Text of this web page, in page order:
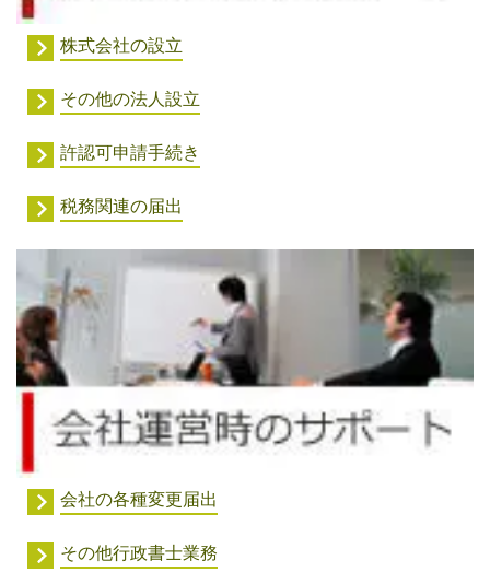
株式会社の設立
その他の法人設立
許認可申請手続き
税務関連の届出
会社の各種変更届出
その他行政書士業務